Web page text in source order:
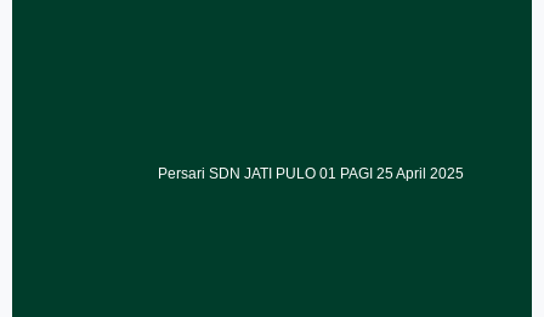
Persari SDN JATI PULO 01 PAGI 25 April 2025